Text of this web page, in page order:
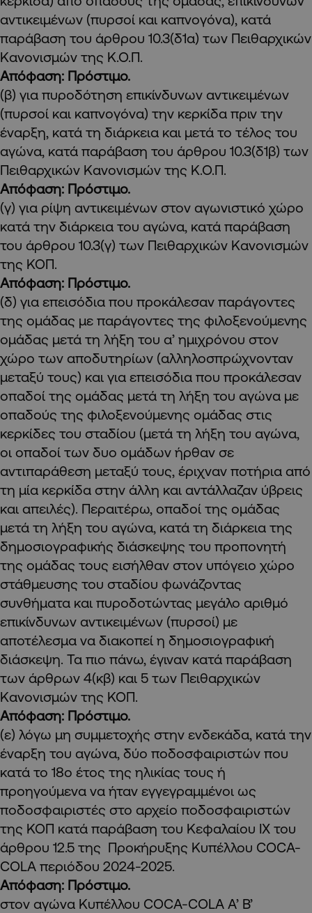
αντικειμένων (πυρσοί και καπνογόνα), κατά
παράβαση του άρθρου 10.3(δ1α) των Πειθαρχικών
Κανονισμών της Κ.Ο.Π.
Απόφαση: Πρόστιμο.
(β) για πυροδότηση επικίνδυνων αντικειμένων
(πυρσοί και καπνογόνα) την κερκίδα πριν την
έναρξη, κατά τη διάρκεια και μετά το τέλος του
αγώνα, κατά παράβαση του άρθρου 10.3(δ1β) των
Πειθαρχικών Κανονισμών της Κ.Ο.Π.
Απόφαση: Πρόστιμο.
(γ) για ρίψη αντικειμένων στον αγωνιστικό χώρο
κατά την διάρκεια του αγώνα, κατά παράβαση
του άρθρου 10.3(γ) των Πειθαρχικών Κανονισμών
της ΚΟΠ.
Απόφαση: Πρόστιμο.
(δ) για επεισόδια που προκάλεσαν παράγοντες
της ομάδας με παράγοντες της φιλοξενούμενης
ομάδας μετά τη λήξη του α’ ημιχρόνου στον
χώρο των αποδυτηρίων (αλληλοσπρώχνονταν
μεταξύ τους) και για επεισόδια που προκάλεσαν
οπαδοί της ομάδας μετά τη λήξη του αγώνα με
οπαδούς της φιλοξενούμενης ομάδας στις
κερκίδες του σταδίου (μετά τη λήξη του αγώνα,
οι οπαδοί των δυο ομάδων ήρθαν σε
αντιπαράθεση μεταξύ τους, έριχναν ποτήρια από
τη μία κερκίδα στην άλλη και αντάλλαζαν ύβρεις
και απειλές). Περαιτέρω, οπαδοί της ομάδας
μετά τη λήξη του αγώνα, κατά τη διάρκεια της
δημοσιογραφικής διάσκεψης του προπονητή
της ομάδας τους εισήλθαν στον υπόγειο χώρο
στάθμευσης του σταδίου φωνάζοντας
συνθήματα και πυροδοτώντας μεγάλο αριθμό
επικίνδυνων αντικειμένων (πυρσοί) με
αποτέλεσμα να διακοπεί η δημοσιογραφική
διάσκεψη. Τα πιο πάνω, έγιναν κατά παράβαση
των άρθρων 4(κβ) και 5 των Πειθαρχικών
Κανονισμών της ΚΟΠ.
Απόφαση: Πρόστιμο.
(ε) λόγω μη συμμετοχής στην ενδεκάδα, κατά την
έναρξη του αγώνα, δύο ποδοσφαιριστών που
κατά το 18ο έτος της ηλικίας τους ή
προηγούμενα να ήταν εγγεγραμμένοι ως
ποδοσφαιριστές στο αρχείο ποδοσφαιριστών
της ΚΟΠ κατά παράβαση του Κεφαλαίου IΧ του
άρθρου 12.5 της Προκήρυξης Κυπέλλου COCA-
COLA περιόδου 2024-2025.
Απόφαση: Πρόστιμο.
στον αγώνα Κυπέλλου COCA-COLA A’ Β’